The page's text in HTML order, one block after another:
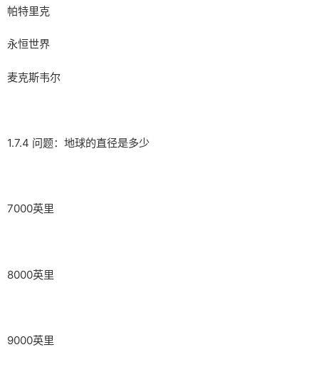
帕特里克
永恒世界
麦克斯韦尔
1.7.4 问题：地球的直径是多少
7000英里
8000英里
9000英里